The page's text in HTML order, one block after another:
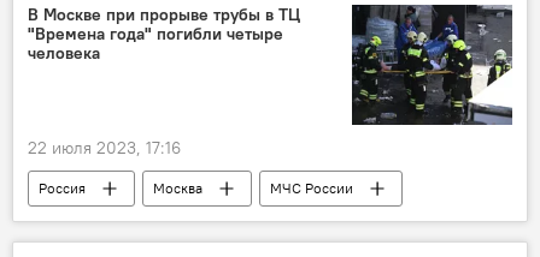
В Москве при прорыве трубы в ТЦ
"Времена года" погибли четыре
человека
22 июля 2023, 17:16
Россия Москва
МЧС России
Происшествия
Новости